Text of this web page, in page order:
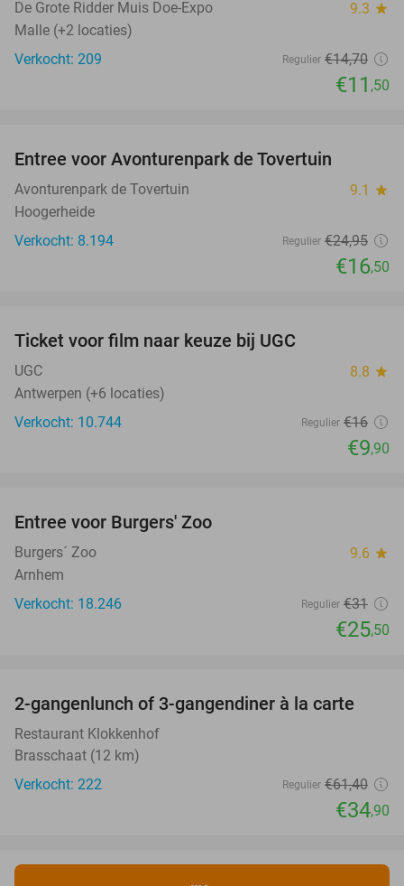
TODAY
De Grote Ridder Muis Doe-Expo 9.3 star
Malle (+2 locaties)
Verkocht: 209
Regulier €14,70
€11 ,50
Entree voor Avonturenpark de Tovertuin
Avonturenpark de Tovertuin 9.1 star
Hoogerheide
Verkocht: 8.194
Regulier €24,95
€16,50
Ticket voor film naar keuze bij UGC
UGC 8.8 star
Antwerpen (+6 locaties)
Verkocht: 10.744
Regulier €16
€9,90
Entree voor Burgers' Zoo
Burgers´ Zoo 9.6 star
Arnhem
Verkocht: 18.246
Regulier €31
€25,50
43%
2-gangenlunch of 3-gangendiner à la carte
Restaurant Klokkenhof
Brasschaat (12 km)
Verkocht: 222
Regulier €61,40
€34,90